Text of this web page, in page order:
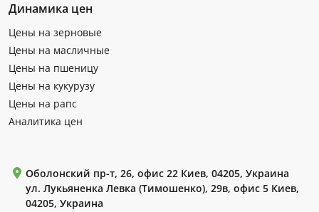
Динамика цен
Цены на зерновые
Цены на масличные
Цены на пшеницу
Цены на кукурузу
Цены на рапс
Аналитика цен
Оболонский пр-т, 26, офис 22 Киев, 04205, Украина
ул. Лукьяненка Левка (Тимошенко), 29в, офис 5 Киев,
04205, Украина